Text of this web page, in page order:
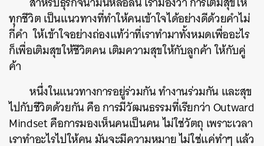
ทุกชีวิต เป็นแนวทางที่ทำให้คนเข้าใจได้อย่างดีด้วยคำไม่
กี่คำ ให้เข้าใจอย่างถ่องแท้ว่าที่เราทำมาทั้งหมดเพื่ออะไร
ก็เพื่อเติมสุขให้ชีวิตคน เติมความสุขให้กับลูกค้า ให้กับคู่
ค้า
หนึ่งในแนวทางการอยู่ร่วมกัน ทำงานร่วมกัน และสุข
ไปกับชีวิตด้วยกัน คือ การมีวัฒนธรรมที่เรียกว่า Outward
Mindset คือการมองเห็นคนเป็นคน ไม่ใช่วัตถุ เพราะเวลา
เราทำอะไรไปให้คน มันจะมีความหมาย ไม่ใช่แค่ทำๆ แล้ว